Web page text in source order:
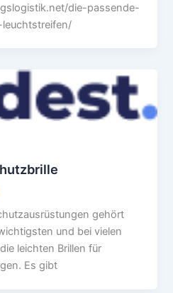
die-passende-
gehört
und bei vielen
leichten Brillen für
Es gibt